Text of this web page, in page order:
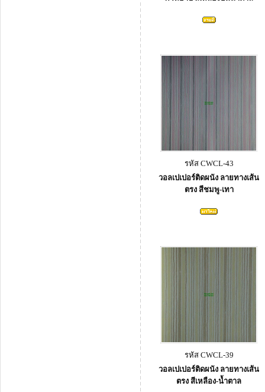
รหัส CWCL-43
วอลเปเปอร์ติดผนัง ลายทางเส้น
ตรง สีชมพู-เทา
รหัส CWCL-39
วอลเปเปอร์ติดผนัง ลายทางเส้น
ตรง สีเหลือง-น้ำตาล